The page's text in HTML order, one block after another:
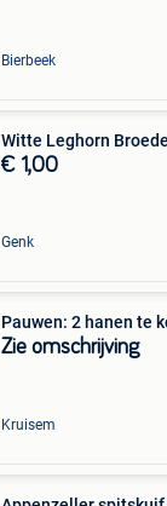
Bierbeek
Witte Leghorn
€ 1,00
Genk
Pauwen: 2 hanen te
Zie omschrijving
Kruisem